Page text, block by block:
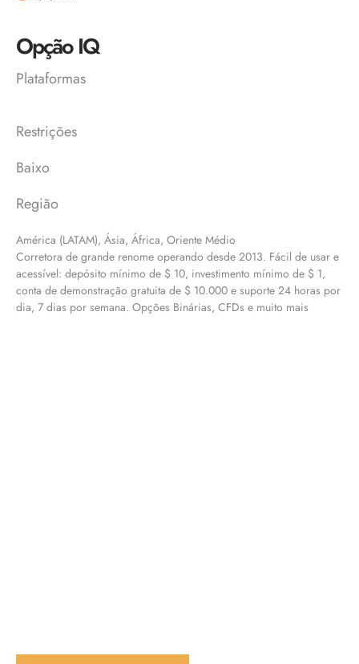
Opção IQ
Plataformas
Restrições
Baixo
Região
América (LATAM), Ásia, África, Oriente Médio
Corretora de grande renome operando desde 2013. Fácil de usar e
acessível: depósito mínimo de $ 10, investimento mínimo de $ 1,
conta de demonstração gratuita de $ 10.000 e suporte 24 horas por
dia, 7 dias por semana. Opções Binárias, CFDs e muito mais